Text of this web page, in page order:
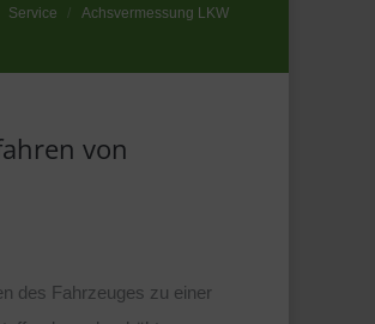
Service Achsvermessung LKW
von
des Fahrzeuges zu einer